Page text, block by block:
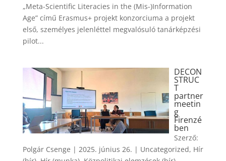
„Meta-Scientific Literacies in the (Mis-)Information
Age” című Erasmus+ projekt konzorciuma a projekt
első, személyes jelenléttel megvalósuló tanárképzési
pilot...
DECON
STRUC
T
partner
meetin
g
Firenzé
ben
Szerző:
Polgár Csenge | 2025. június 26. | Uncategorized, Hír